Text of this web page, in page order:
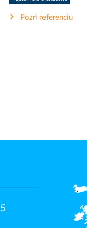
Pozri referenciu